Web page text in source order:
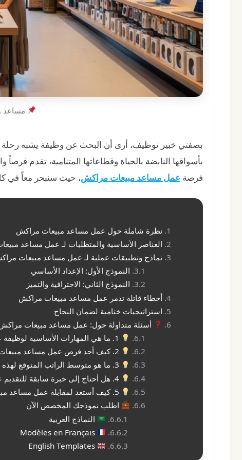
مساعد
بصفتي خبير توظيف، أرى أن البحث عن وظيفة يشبه
بأسواقها النابضة بالحياة وقطاعاتها المتنامية، تقدم
فرصة عمل مساعد مبيعات مراكش، حيث سنبحر معاً في
نظرة شاملة حول عمل مساعد مبيعات مراكش
العناصر الأساسية والمتطلبات لـ عمل مساعد
نماذج وتطبيقات عملية لـ عمل مساعد مبيعات
النموذج الأول: الإعداد الأساسي
النموذج الثاني: الاحترافية والتميز
أخطاء قاتلة تدمر عمل مساعد مبيعات مراكش
استراتيجيات ختامية لضمان النجاح
أسئلة متداولة حول: عمل مساعد مبيعات
4. هل أحتاج إلى خبرة سابقة للتقديم على هذه الوظيفة؟
اطلب نموذجك المخصص الآن
النماذج العربية
Modèles en Français
English Templates